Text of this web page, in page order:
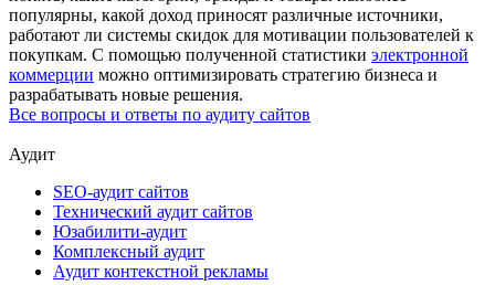
популярны, какой доход приносят различные источники,
работают ли системы скидок для мотивации пользователей к
покупкам. С помощью полученной статистики электронной
коммерции можно оптимизировать стратегию бизнеса и
разрабатывать новые решения.
Все вопросы и ответы по аудиту сайтов
Аудит
SEO-аудит сайтов
Технический аудит сайтов
Юзабилити-аудит
Комплексный аудит
Аудит контекстной рекламы